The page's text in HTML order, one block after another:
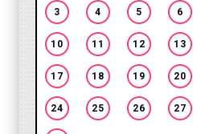
3 4 5 6
10 11 12 13
17 18 19 20
24 25 26 27